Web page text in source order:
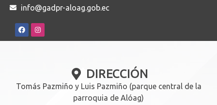
info@gadpr-aloag.gob.ec
DIRECCIÓN
Tomás Pazmiño y Luis Pazmiño (parque central de la
parroquia de Alóag)